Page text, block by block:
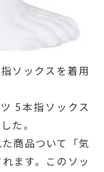
ソックスを着用
5本指ソックス
た。
商品ついて「気
ます。このソッ